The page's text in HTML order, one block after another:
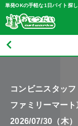
単発OKの手軽な1日バイト探し
コンビニスタッフ
ファミリーマー
2026/07/30（木